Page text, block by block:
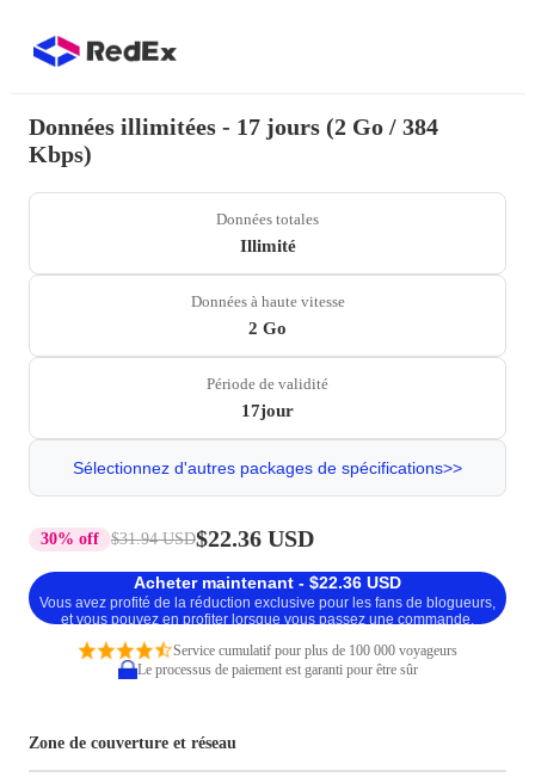
Données illimitées - 17 jours (2 Go / 384
Kbps)
Données totales
Illimité
Données à haute vitesse
2 Go
Période de validité
17jour
Sélectionnez d'autres packages de spécifications>>
30% off $31.94 USD$22.36 USD
Acheter maintenant - $22.36 USD
Vous avez profité de la réduction exclusive pour les fans de blogueurs,
et vous pouvez en profiter lorsque vous passez une commande.
Service cumulatif pour plus de 100 000 voyageurs
Le processus de paiement est garanti pour être sûr
Zone de couverture et réseau